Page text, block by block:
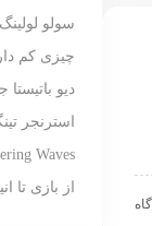
سولو
چیزی کم
دیو
استرنجر
از بازی تا